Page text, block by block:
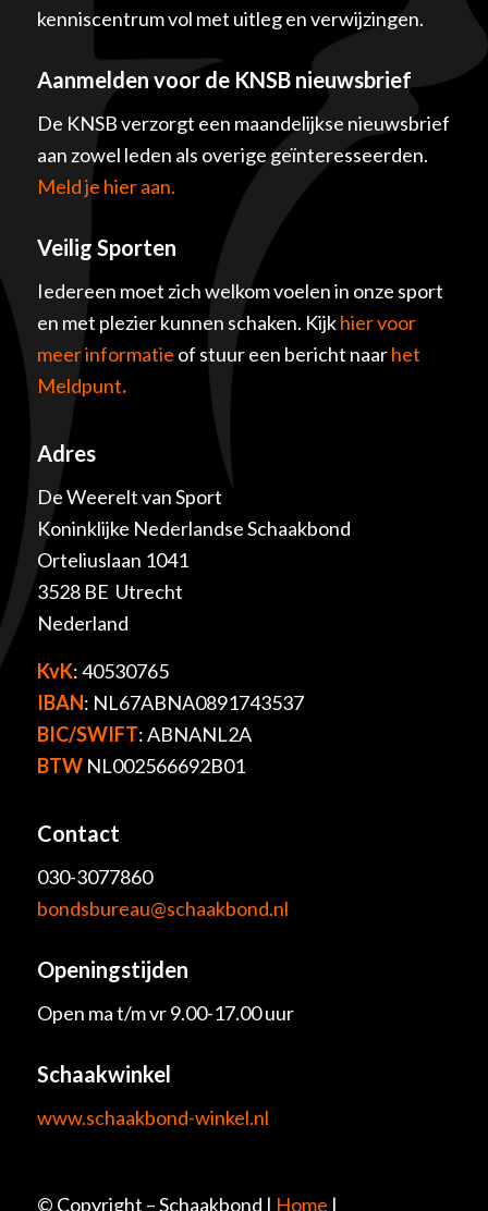
kenniscentrum vol met uitleg en verwijzingen.
Aanmelden voor de KNSB nieuwsbrief
De KNSB verzorgt een maandelijkse nieuwsbrief
aan zowel leden als overige geïnteresseerden.
Meld je hier aan.
Veilig Sporten
Iedereen moet zich welkom voelen in onze sport
en met plezier kunnen schaken. Kijkhier voor
meer informatie of stuur een bericht naarhet
Meldpunt.
Adres
De Weerelt van Sport
Koninklijke Nederlandse Schaakbond
Orteliuslaan 1041
3528 BE Utrecht
Nederland
KvK: 40530765
IBAN: NL67ABNA0891743537
BIC/SWIFT: ABNANL2A
BTWNL002566692B01
Contact
030-3077860
bondsbureau@schaakbond.nl
Openingstijden
Open ma t/m vr 9.00-17.00 uur
Schaakwinkel
www.schaakbond-winkel.nl
© Copyright – Schaakbond | Home |